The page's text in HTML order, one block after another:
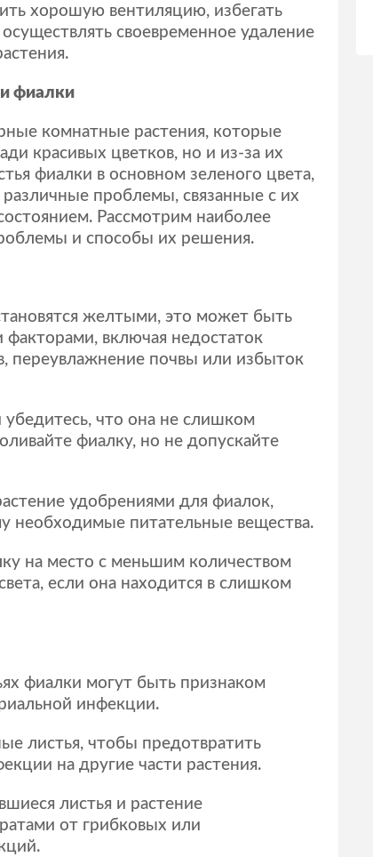
хорошую вентиляцию, избегать
своевременное удаление
фиалки
комнатные растения, которые
красивых цветков, но и из-за их
фиалки в основном зеленого цвета,
проблемы, связанные с их
Рассмотрим наиболее
и способы их решения.
желтыми, это может быть
факторами, включая недостаток
переувлажнение почвы или избыток
убедитесь, что она не слишком
фиалку, но не допускайте
удобрениями для фиалок,
необходимые питательные вещества.
на место с меньшим количеством
если она находится в слишком
фиалки могут быть признаком
инфекции.
листья, чтобы предотвратить
на другие части растения.
листья и растение
от грибковых или